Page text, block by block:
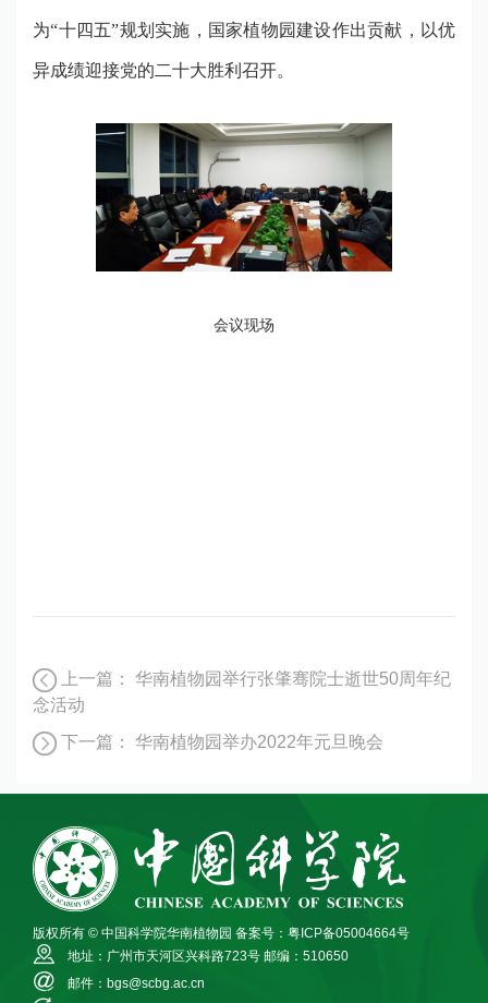
为“十四五”规划实施，国家植物园建设作出贡献，以优
异成绩迎接党的二十大胜利召开。
会议现场
上一篇：
华南植物园举行张肇骞院士逝世50周年纪
念活动
下一篇：
华南植物园举办2022年元旦晚会
版权所有 © 中国科学院华南植物园 备案号：粤ICP备05004664号
地址：广州市天河区兴科路723号 邮编：510650
邮件：bgs@scbg.ac.cn